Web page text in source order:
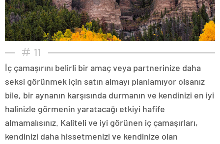
11
İç çamaşırını belirli bir amaç veya partnerinize daha
seksi görünmek için satın almayı planlamıyor olsanız
bile, bir aynanın karşısında durmanın ve kendinizi en iyi
halinizle görmenin yaratacağı etkiyi hafife
almamalısınız. Kaliteli ve iyi görünen iç çamaşırları,
kendinizi daha hissetmenizi ve kendinize olan